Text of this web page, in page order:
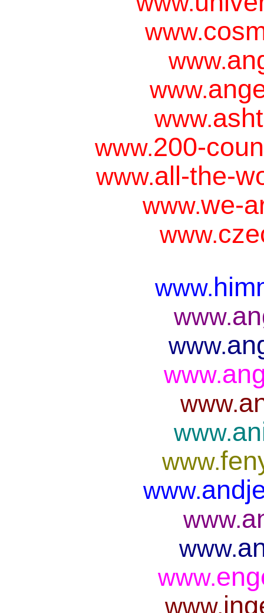
www.
www.
www.
www.
www.200-
www.all-the-
www.we-
www.
www.
www.
www.
www.
www.
www.
www.
www.
www.
www.
www.
www.